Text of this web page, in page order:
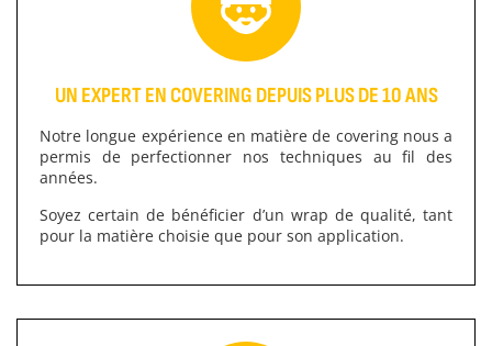
UN EXPERT EN COVERING DEPUIS PLUS DE 10 ANS
Notre longue expérience en matière de covering nous a
permis de perfectionner nos techniques au fil des
années.
Soyez certain de bénéficier d’un wrap de qualité, tant
pour la matière choisie que pour son application.